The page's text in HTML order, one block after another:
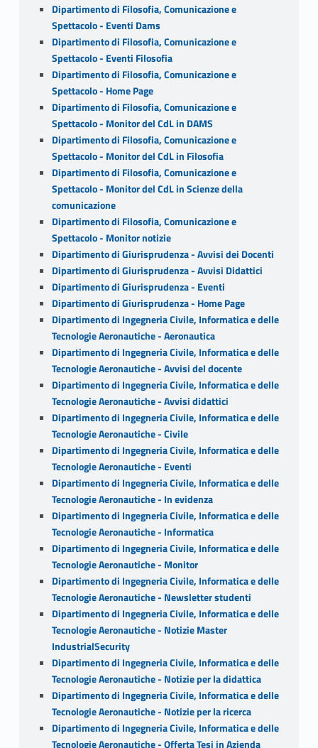
Dipartimento di Filosofia, Comunicazione e
Spettacolo - Eventi Dams
Dipartimento di Filosofia, Comunicazione e
Spettacolo - Eventi Filosofia
Dipartimento di Filosofia, Comunicazione e
Spettacolo - Home Page
Dipartimento di Filosofia, Comunicazione e
Spettacolo - Monitor del CdL in DAMS
Dipartimento di Filosofia, Comunicazione e
Spettacolo - Monitor del CdL in Filosofia
Dipartimento di Filosofia, Comunicazione e
Spettacolo - Monitor del CdL in Scienze della
comunicazione
Dipartimento di Filosofia, Comunicazione e
Spettacolo - Monitor notizie
Dipartimento di Giurisprudenza - Avvisi dei Docenti
Dipartimento di Giurisprudenza - Avvisi Didattici
Dipartimento di Giurisprudenza - Eventi
Dipartimento di Giurisprudenza - Home Page
Dipartimento di Ingegneria Civile, Informatica e delle
Tecnologie Aeronautiche - Aeronautica
Dipartimento di Ingegneria Civile, Informatica e delle
Tecnologie Aeronautiche - Avvisi del docente
Dipartimento di Ingegneria Civile, Informatica e delle
Tecnologie Aeronautiche - Avvisi didattici
Dipartimento di Ingegneria Civile, Informatica e delle
Tecnologie Aeronautiche - Civile
Dipartimento di Ingegneria Civile, Informatica e delle
Tecnologie Aeronautiche - Eventi
Dipartimento di Ingegneria Civile, Informatica e delle
Tecnologie Aeronautiche - In evidenza
Dipartimento di Ingegneria Civile, Informatica e delle
Tecnologie Aeronautiche - Informatica
Dipartimento di Ingegneria Civile, Informatica e delle
Tecnologie Aeronautiche - Monitor
Dipartimento di Ingegneria Civile, Informatica e delle
Tecnologie Aeronautiche - Newsletter studenti
Dipartimento di Ingegneria Civile, Informatica e delle
Tecnologie Aeronautiche - Notizie Master
IndustrialSecurity
Dipartimento di Ingegneria Civile, Informatica e delle
Tecnologie Aeronautiche - Notizie per la didattica
Dipartimento di Ingegneria Civile, Informatica e delle
Tecnologie Aeronautiche - Notizie per la ricerca
Dipartimento di Ingegneria Civile, Informatica e delle
Tecnologie Aeronautiche - Offerta Tesi in Azienda